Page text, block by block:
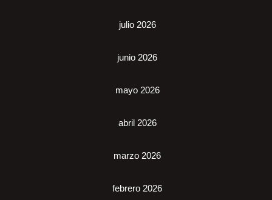
julio 2026
junio 2026
mayo 2026
abril 2026
marzo 2026
febrero 2026